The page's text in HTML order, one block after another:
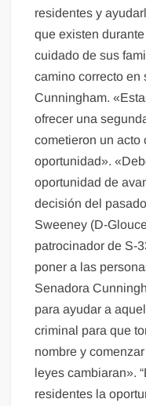
residentes y
que existen
cuidado de sus
camino correcto en
Cunningham.
ofrecer una
cometieron un acto
oportunidad».
oportunidad de
decisión del
Sweeney (D-
patrocinador de S-
poner a las
Senadora
para ayudar a
criminal para que
nombre y
leyes cambiaran».
residentes la